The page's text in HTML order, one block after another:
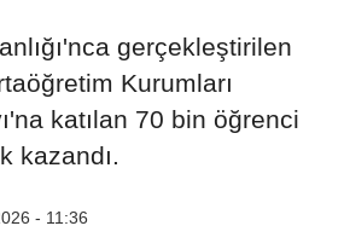
gerçekleştirilen
Kurumları
katılan 70 bin öğrenci
kazandı.
- 11:36